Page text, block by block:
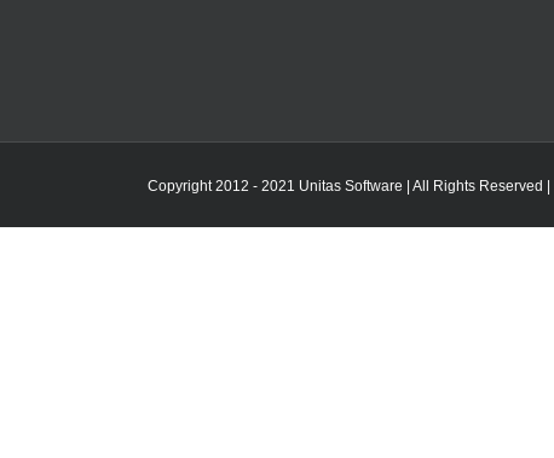
Copyright 2012 - 2021 Unitas Software | All Rights Reserved |